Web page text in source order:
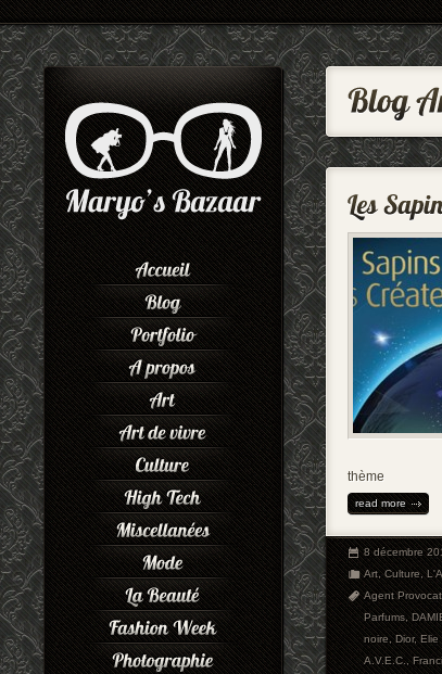
thème
read more
8 décembre
Art,Culture,
Agent
Parfums,
noire,Dior,Elie
A.V.E.C.,